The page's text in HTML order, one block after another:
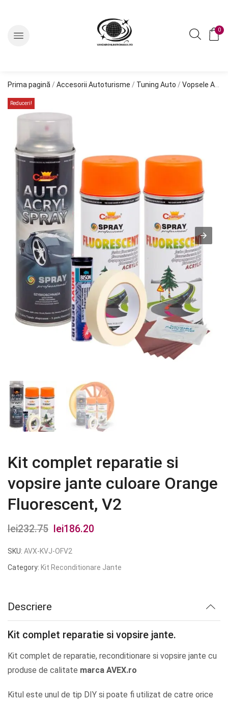
0
Prima pagină / Accesorii Autoturisme / Tuning Auto / Vopsele Auto
Reduceri!
Kit complet reparatie si
vopsire jante culoare Orange
Fluorescent, V2
lei232.75
Prețul
inițial
a
lei186.20
este:
SKU: AVX-KVJ-OFV2
Category: Kit Reconditionare Jante
Descriere
Kit complet reparatie si vopsire jante.
Kit complet de reparatie, reconditionare si vopsire jante cu
produse de calitate marca AVEX.ro
Kitul este unul de tip DIY si poate fi utilizat de catre orice